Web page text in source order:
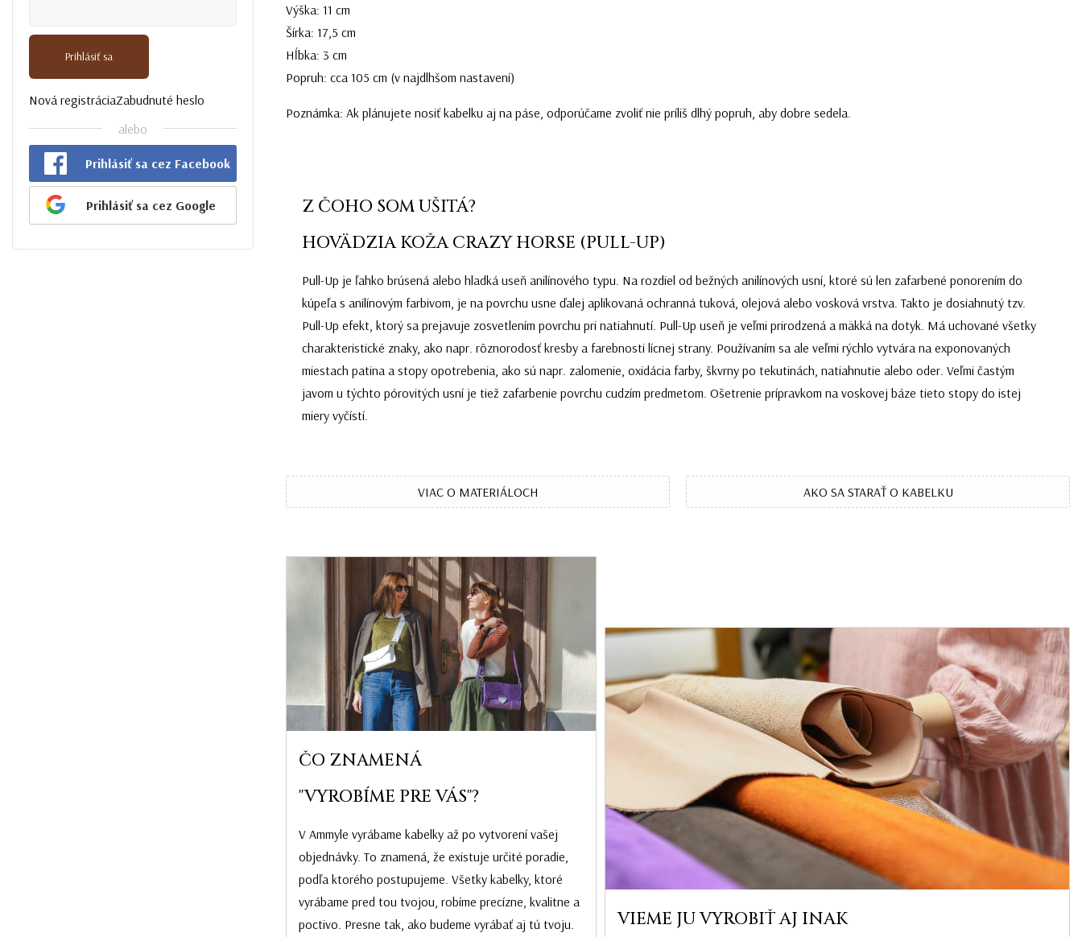
Prihlásiť sa
Nová registráciaZabudnuté heslo
alebo
Prihlásiť sa cez Facebook
Prihlásiť sa cez Google
Výška: 11 cm
Šírka: 17,5 cm
Hĺbka: 3 cm
Popruh: cca 105 cm (v najdlhšom nastavení)
Poznámka: Ak plánujete nosiť kabelku aj na páse, odporúčame zvoliť nie príliš dlhý popruh, aby dobre sedela.
Z ČOHO SOM UŠITÁ?
HOVÄDZIA KOŽA CRAZY HORSE (PULL-UP)
Pull-Up je ľahko brúsená alebo hladká useň anilínového typu. Na rozdiel od bežných anilínových usní, ktoré sú len zafarbené ponorením do
kúpeľa s anilínovým farbivom, je na povrchu usne ďalej aplikovaná ochranná tuková, olejová alebo vosková vrstva. Takto je dosiahnutý tzv.
Pull-Up efekt, ktorý sa prejavuje zosvetlením povrchu pri natiahnutí. Pull-Up useň je veľmi prirodzená a mäkká na dotyk. Má uchované všetky
charakteristické znaky, ako napr. rôznorodosť kresby a farebnosti lícnej strany. Používaním sa ale veľmi rýchlo vytvára na exponovaných
miestach patina a stopy opotrebenia, ako sú napr. zalomenie, oxidácia farby, škvrny po tekutinách, natiahnutie alebo oder. Veľmi častým
javom u týchto pórovitých usní je tiež zafarbenie povrchu cudzím predmetom. Ošetrenie prípravkom na voskovej báze tieto stopy do istej
miery vyčístí.
VIAC O MATERIÁLOCH AKO SA STARAŤ O KABELKU
ČO ZNAMENÁ
"VYROBÍME PRE VÁS"?
V Ammyle vyrábame kabelky až po vytvorení vašej
objednávky. To znamená, že existuje určité poradie,
podľa ktorého postupujeme. Všetky kabelky, ktoré
vyrábame pred tou tvojou, robíme precízne, kvalitne a
poctivo. Presne tak, ako budeme vyrábať aj tú tvoju.
VIEME JU VYROBIŤ AJ INAK